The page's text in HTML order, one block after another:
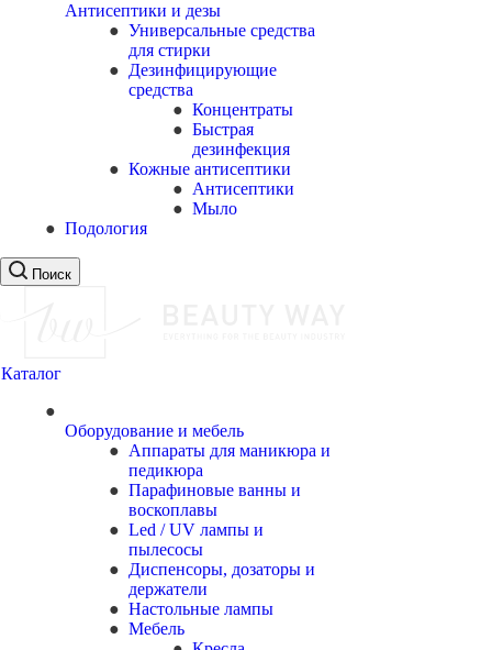
Антисептики и дезы
Универсальные средства
для стирки
Дезинфицирующие
средства
Концентраты
Быстрая
дезинфекция
Кожные антисептики
Антисептики
Мыло
Подология
Поиск
Каталог
Оборудование и мебель
Аппараты для маникюра и
педикюра
Парафиновые ванны и
воскоплавы
Led / UV лампы и
пылесосы
Диспенсоры, дозаторы и
держатели
Настольные лампы
Мебель